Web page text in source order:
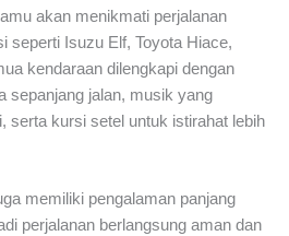
akan menikmati perjalanan
seperti Isuzu Elf, Toyota Hiace,
kendaraan dilengkapi dengan
sepanjang jalan, musik yang
serta kursi setel untuk istirahat lebih
memiliki pengalaman panjang
perjalanan berlangsung aman dan